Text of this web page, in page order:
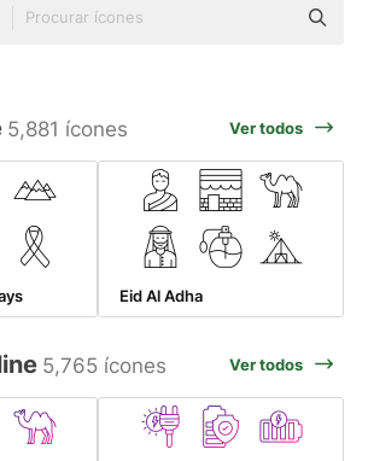
5,881 ícones Ver todos
Eid Al Adha
5,765 ícones Ver todos